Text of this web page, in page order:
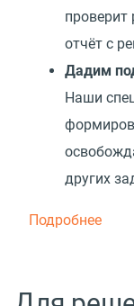
проверит
отчёт с
Дадим
Наши
других
Подробнее